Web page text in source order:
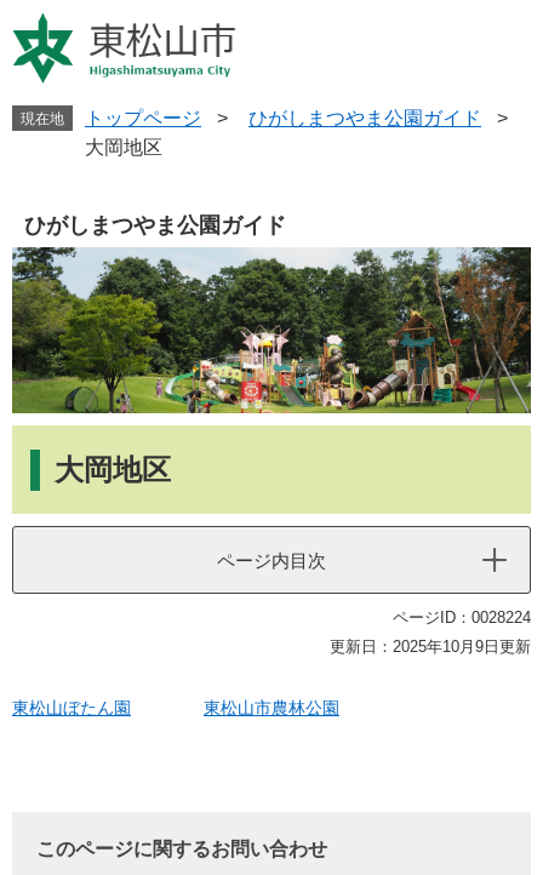
ー
ジ
ニ
ュ
文
へ
現在地 トップページ > ひがしまつやま公園ガイド
>
大岡地区
ひがしまつやま公園ガイド
大岡地区
ページ内目次
ページID：0028224
更新日：2025年10月9日更新
東松山ぼたん園 東松山市農林公園
このページに関するお問い合わせ